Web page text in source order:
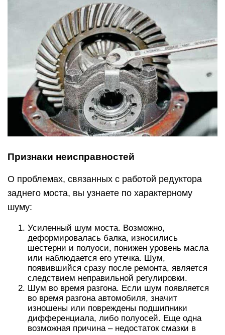
Признаки неисправностей
О проблемах, связанных с работой редуктора
заднего моста, вы узнаете по характерному
шуму:
Усиленный шум моста. Возможно,
деформировалась балка, износились
шестерни и полуоси, понижен уровень масла
или наблюдается его утечка. Шум,
появившийся сразу после ремонта, является
следствием неправильной регулировки.
Шум во время разгона. Если шум появляется
во время разгона автомобиля, значит
изношены или повреждены подшипники
дифференциала, либо полуосей. Еще одна
возможная причина – недостаток смазки в